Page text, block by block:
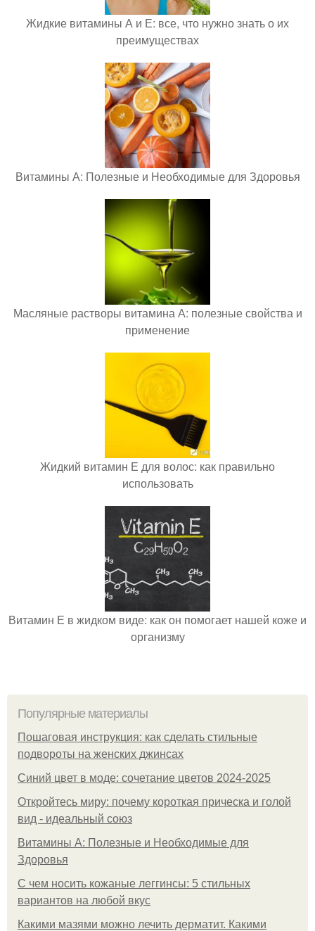
Жидкие витамины А и Е: все, что нужно знать о их
преимуществах
Витамины А: Полезные и Необходимые для Здоровья
Масляные растворы витамина А: полезные свойства и
применение
Жидкий витамин Е для волос: как правильно
использовать
Витамин Е в жидком виде: как он помогает нашей коже и
организму
Популярные материалы
Пошаговая инструкция: как сделать стильные
подвороты на женских джинсах
Синий цвет в моде: сочетание цветов 2024-2025
Откройтесь миру: почему короткая прическа и голой
вид - идеальный союз
Витамины А: Полезные и Необходимые для
Здоровья
С чем носить кожаные леггинсы: 5 стильных
вариантов на любой вкус
Какими мазями можно лечить дерматит. Какими